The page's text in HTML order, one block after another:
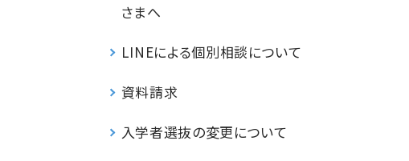
さまへ
LINEによる個別相談について
資料請求
入学者選抜の変更について